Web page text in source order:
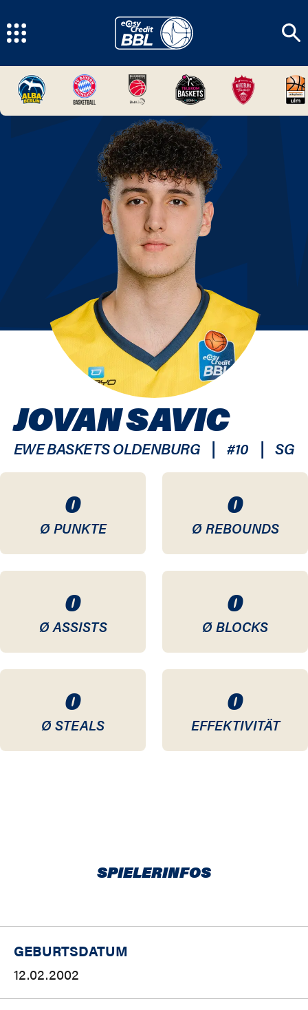
0
Ø PUNKTE
0
Ø REBOUNDS
0
Ø ASSISTS
0
Ø BLOCKS
0
Ø STEALS
0
EFFEKTIVITÄT
JOVAN SAVIC
EWE BASKETS OLDENBURG | #10 | SG
SPIELERINFOS
GEBURTSDATUM
12.02.2002